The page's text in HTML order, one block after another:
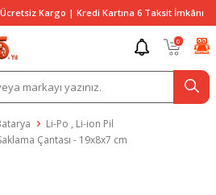
Kargo | Kredi Kartına 6 Taksit İmkânı
0
Li-Po , Li-ion Pil
Çantası - 19x8x7 cm